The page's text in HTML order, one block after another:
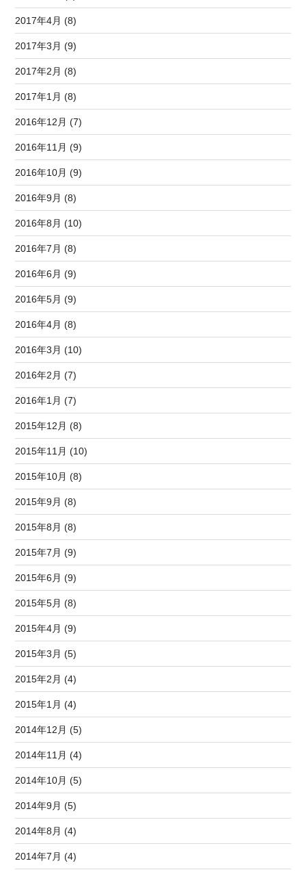
2017年4月 (8)
2017年3月 (9)
2017年2月 (8)
2017年1月 (8)
2016年12月 (7)
2016年11月 (9)
2016年10月 (9)
2016年9月 (8)
2016年8月 (10)
2016年7月 (8)
2016年6月 (9)
2016年5月 (9)
2016年4月 (8)
2016年3月 (10)
2016年2月 (7)
2016年1月 (7)
2015年12月 (8)
2015年11月 (10)
2015年10月 (8)
2015年9月 (8)
2015年8月 (8)
2015年7月 (9)
2015年6月 (9)
2015年5月 (8)
2015年4月 (9)
2015年3月 (5)
2015年2月 (4)
2015年1月 (4)
2014年12月 (5)
2014年11月 (4)
2014年10月 (5)
2014年9月 (5)
2014年8月 (4)
2014年7月 (4)